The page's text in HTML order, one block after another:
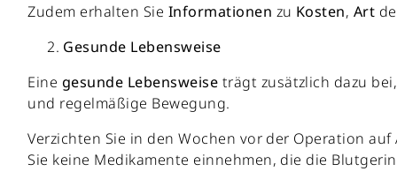
Zudem erhalten Sie Informationen zu Kosten, Art
Gesunde Lebensweise
Eine gesunde Lebensweise trägt zusätzlich dazu
und regelmäßige Bewegung.
Verzichten Sie in den Wochen vor der Operation
Sie keine Medikamente einnehmen, die die